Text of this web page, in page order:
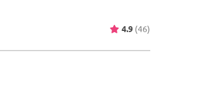
4.9 (46)